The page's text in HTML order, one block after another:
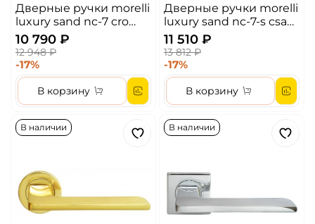
Дверные ручки morelli
luxury sand nc-7 cro
цвет - хром
10 790 ₽
12 948 ₽
-17%
В корзину
Дверные ручки morelli
luxury sand nc-7-s csa
цвет - матовый хром
11 510 ₽
13 812 ₽
-17%
В корзину
В наличии В наличии